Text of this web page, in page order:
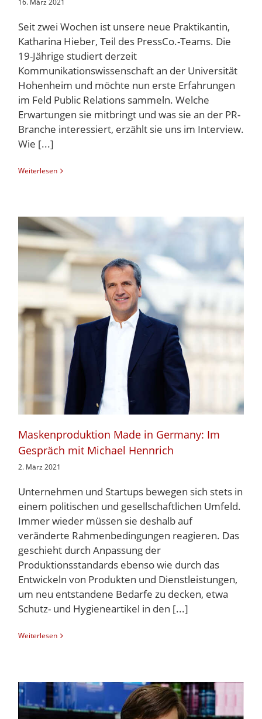
16. März 2021
Seit zwei Wochen ist unsere neue Praktikantin,
Katharina Hieber, Teil des PressCo.-Teams. Die
19-Jährige studiert derzeit
Kommunikationswissenschaft an der Universität
Hohenheim und möchte nun erste Erfahrungen
im Feld Public Relations sammeln. Welche
Erwartungen sie mitbringt und was sie an der PR-
Branche interessiert, erzählt sie uns im Interview.
Wie [...]
Weiterlesen
Maskenproduktion Made in Germany: Im
Gespräch mit Michael Hennrich
2. März 2021
Unternehmen und Startups bewegen sich stets in
einem politischen und gesellschaftlichen Umfeld.
Immer wieder müssen sie deshalb auf
veränderte Rahmenbedingungen reagieren. Das
geschieht durch Anpassung der
Produktionsstandards ebenso wie durch das
Entwickeln von Produkten und Dienstleistungen,
um neu entstandene Bedarfe zu decken, etwa
Schutz- und Hygieneartikel in den [...]
Weiterlesen